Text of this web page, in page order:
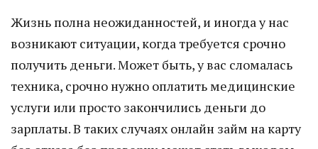
Жизнь полна неожиданностей, и иногда у нас
возникают ситуации, когда требуется срочно
получить деньги. Может быть, у вас сломалась
техника, срочно нужно оплатить медицинские
услуги или просто закончились деньги до
зарплаты. В таких случаях онлайн займ на карту